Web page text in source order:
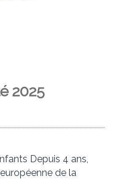
2025
Depuis 4 ans,
de la